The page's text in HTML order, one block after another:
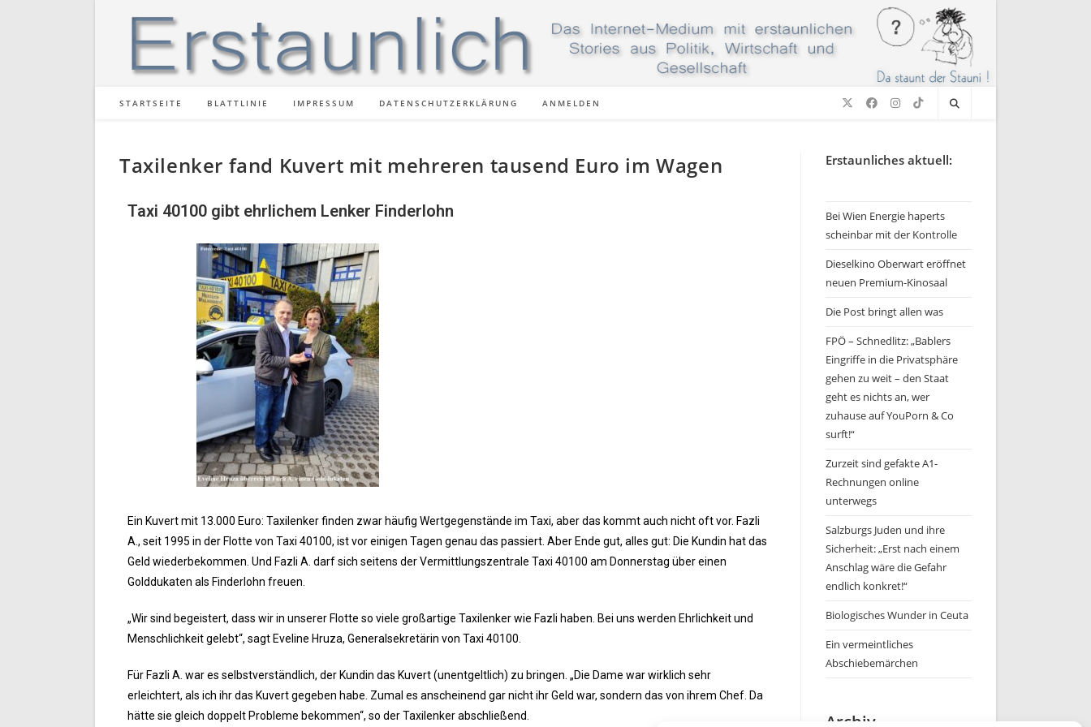
STARTSEITE BLATTLINIE IMPRESSUM DATENSCHUTZERKLÄRUNG ANMELDEN
Taxilenker fand Kuvert mit mehreren tausend Euro im Wagen
Taxi 40100 gibt ehrlichem Lenker Finderlohn
Ein Kuvert mit 13.000 Euro: Taxilenker finden zwar häufig Wertgegenstände im Taxi, aber das kommt auch nicht oft vor. Fazli
A., seit 1995 in der Flotte von Taxi 40100, ist vor einigen Tagen genau das passiert. Aber Ende gut, alles gut: Die Kundin hat das
Geld wiederbekommen. Und Fazli A. darf sich seitens der Vermittlungszentrale Taxi 40100 am Donnerstag über einen
Golddukaten als Finderlohn freuen.
„Wir sind begeistert, dass wir in unserer Flotte so viele großartige Taxilenker wie Fazli haben. Bei uns werden Ehrlichkeit und
Menschlichkeit gelebt“, sagt Eveline Hruza, Generalsekretärin von Taxi 40100.
Für Fazli A. war es selbstverständlich, der Kundin das Kuvert (unentgeltlich) zu bringen. „Die Dame war wirklich sehr
erleichtert, als ich ihr das Kuvert gegeben habe. Zumal es anscheinend gar nicht ihr Geld war, sondern das von ihrem Chef. Da
hätte sie gleich doppelt Probleme bekommen“, so der Taxilenker abschließend.
Erstaunliches aktuell:
Bei Wien Energie haperts
scheinbar mit der Kontrolle
Dieselkino Oberwart eröffnet
neuen Premium-Kinosaal
Die Post bringt allen was
FPÖ – Schnedlitz: „Bablers
Eingriffe in die Privatsphäre
gehen zu weit – den Staat
geht es nichts an, wer
zuhause auf YouPorn & Co
surft!“
Zurzeit sind gefakte A1-
Rechnungen online
unterwegs
Salzburgs Juden und ihre
Sicherheit: „Erst nach einem
Anschlag wäre die Gefahr
endlich konkret!“
Biologisches Wunder in Ceuta
Ein vermeintliches
Abschiebemärchen
Archiv